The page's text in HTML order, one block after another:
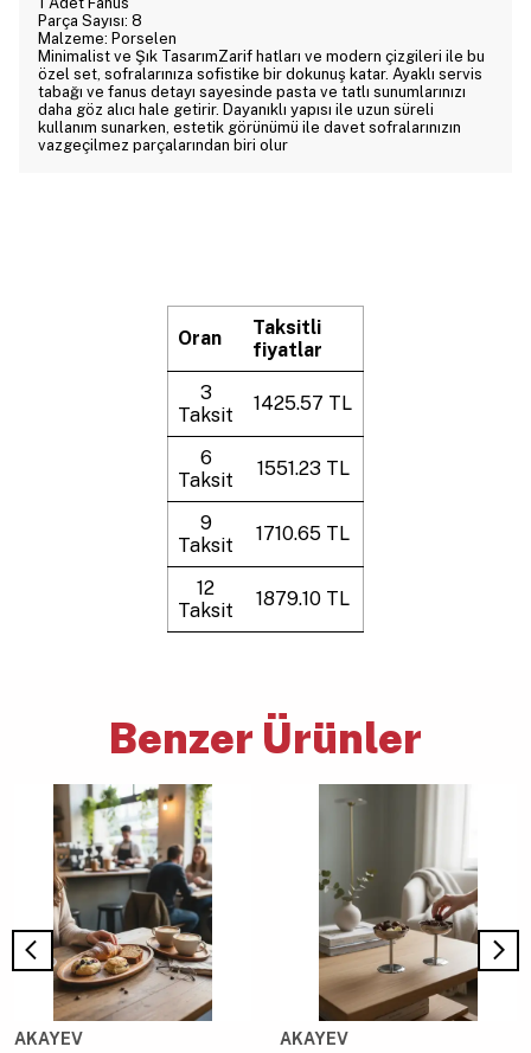
Parça Sayısı: 8
Malzeme: Porselen
Minimalist ve Şık TasarımZarif hatları ve modern çizgileri ile bu
özel set, sofralarınıza sofistike bir dokunuş katar. Ayaklı servis
tabağı ve fanus detayı sayesinde pasta ve tatlı sunumlarınızı
daha göz alıcı hale getirir. Dayanıklı yapısı ile uzun süreli
kullanım sunarken, estetik görünümü ile davet sofralarınızın
vazgeçilmez parçalarından biri olur
Oran
Taksitli
fiyatlar
3
Taksit
1425.57 TL
6
Taksit
1551.23 TL
9
Taksit
1710.65 TL
12
Taksit
1879.10 TL
Benzer Ürünler
AKAYEV AKAYEV